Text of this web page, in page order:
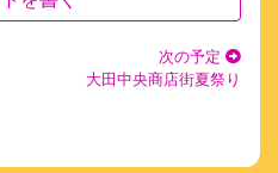
次の予定
大田中央商店街夏祭り